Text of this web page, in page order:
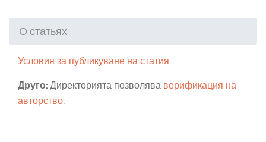
О статьях
Условия за публикуване на статия.
Друго: Директорията позволява верификация на
авторство